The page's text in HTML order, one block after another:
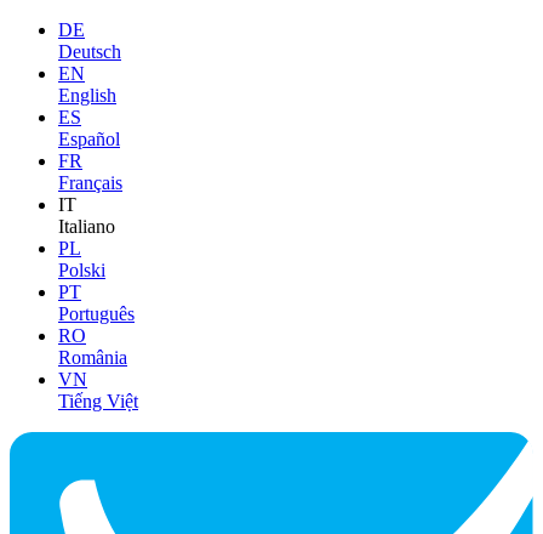
DE
Deutsch
EN
English
ES
Español
FR
Français
IT
Italiano
PL
Polski
PT
Português
RO
România
VN
Tiếng Việt